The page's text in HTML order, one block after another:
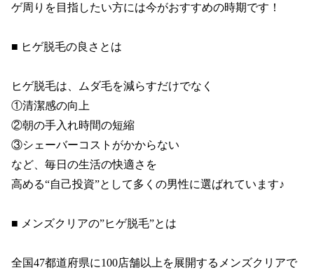
ゲ周りを目指したい方には今がおすすめの時期です！
■ ヒゲ脱毛の良さとは
ヒゲ脱毛は、ムダ毛を減らすだけでなく
①清潔感の向上
②朝の手入れ時間の短縮
③シェーバーコストがかからない
など、毎日の生活の快適さを
高める“自己投資”として多くの男性に選ばれています♪
■ メンズクリアの”ヒゲ脱毛”とは
全国47都道府県に100店舗以上を展開するメンズクリアで